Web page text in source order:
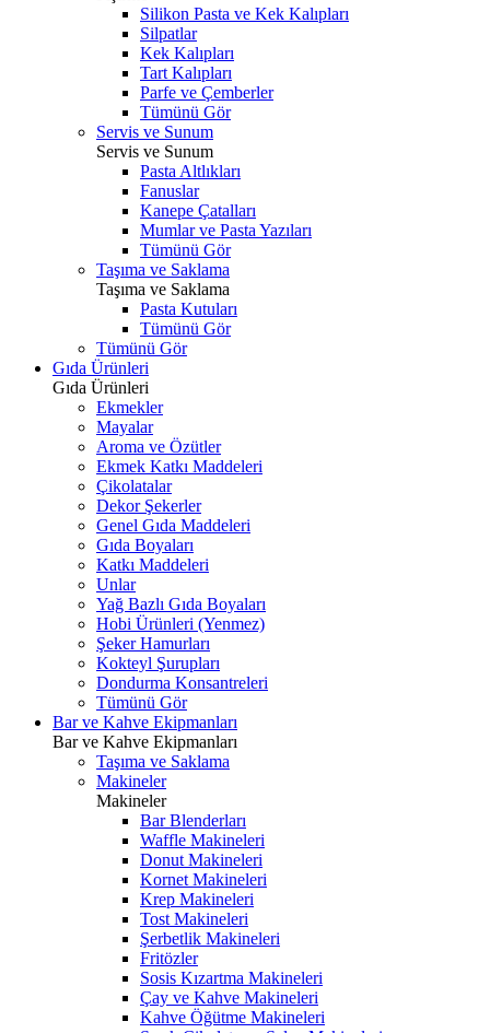
Silikon Pasta ve Kek Kalıpları
Silpatlar
Kek Kalıpları
Tart Kalıpları
Parfe ve Çemberler
Tümünü Gör
Servis ve Sunum
Servis ve Sunum
Pasta Altlıkları
Fanuslar
Kanepe Çatalları
Mumlar ve Pasta Yazıları
Tümünü Gör
Taşıma ve Saklama
Taşıma ve Saklama
Pasta Kutuları
Tümünü Gör
Tümünü Gör
Gıda Ürünleri
Gıda Ürünleri
Ekmekler
Mayalar
Aroma ve Özütler
Ekmek Katkı Maddeleri
Çikolatalar
Dekor Şekerler
Genel Gıda Maddeleri
Gıda Boyaları
Katkı Maddeleri
Unlar
Yağ Bazlı Gıda Boyaları
Hobi Ürünleri (Yenmez)
Şeker Hamurları
Kokteyl Şurupları
Dondurma Konsantreleri
Tümünü Gör
Bar ve Kahve Ekipmanları
Bar ve Kahve Ekipmanları
Taşıma ve Saklama
Makineler
Makineler
Bar Blenderları
Waffle Makineleri
Donut Makineleri
Kornet Makineleri
Krep Makineleri
Tost Makineleri
Şerbetlik Makineleri
Fritözler
Sosis Kızartma Makineleri
Çay ve Kahve Makineleri
Kahve Öğütme Makineleri